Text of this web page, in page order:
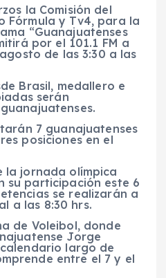
la Comisión del
Fórmula y Tv4, para la
“Guanajuatenses
por el 101.1 FM a
de las 3:30 a las
Brasil, medallero e
serán
7 guanajuatenses
posiciones en el
la jornada olímpica
su participación este 6
se realizarán a
a las 8:30 hrs.
de Voleibol, donde
Jorge
largo de
entre el 7 y el